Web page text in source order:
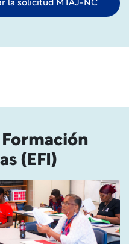
la solicitud MTAJ-NC
(EFI)